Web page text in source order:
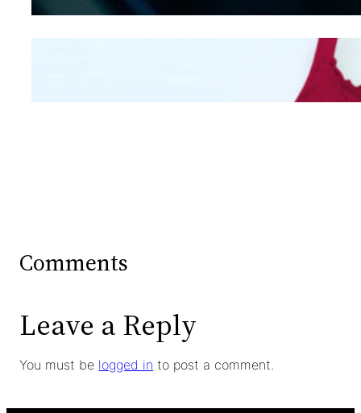
Mengintip Kepribadian
Wanita Dari Warna Bra
Comments
Leave a Reply
You must be logged in to post a comment.